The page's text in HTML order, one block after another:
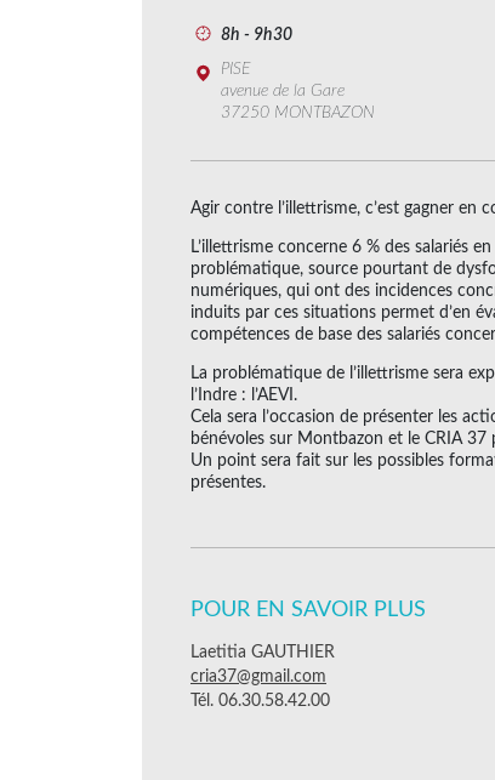
8h - 9h30
PISE
avenue de la Gare
37250 MONTBAZON
Agir contre l’illettrisme, c’est gagner en
L’illettrisme concerne 6 % des salariés
problématique, source pourtant de
numériques, qui ont des incidences
induits par ces situations permet d’en
compétences de base des salariés
La problématique de l’illettrisme sera
l’Indre : l’AEVI.
Cela sera l’occasion de présenter les
bénévoles sur Montbazon et le CRIA 37
Un point sera fait sur les possibles
présentes.
POUR EN SAVOIR PLUS
Laetitia GAUTHIER
cria37@gmail.com
Tél. 06.30.58.42.00